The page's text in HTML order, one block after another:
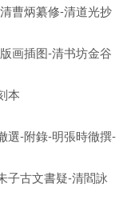
曹炳纂修-清道光抄
画插图-清书坊金谷
本
選-附錄-明張時徹撰-
子古文書疑-清閻詠